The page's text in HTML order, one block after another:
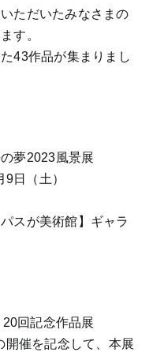
ただいたみなさまの
す。
43作品が集まりまし
夢2023風景展
日（土）
スが美術館】ギャラ
回記念作品展
開催を記念して、本展